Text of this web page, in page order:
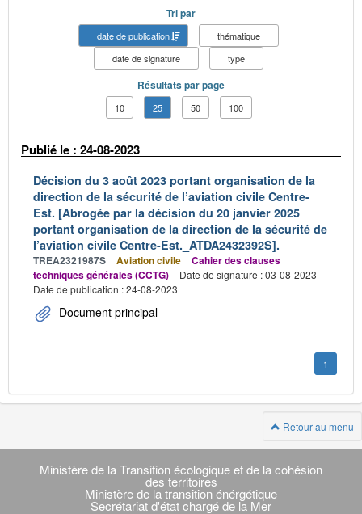
Tri par
date de publication
thématique
date de signature
type
Résultats par page
10 25 50 100
Publié le : 24-08-2023
Décision du 3 août 2023 portant organisation de la
direction de la sécurité de l’aviation civile Centre-
Est. [Abrogée par la décision du 20 janvier 2025
portant organisation de la direction de la sécurité de
l’aviation civile Centre-Est._ATDA2432392S].
TREA2321987S Aviation civile
Cahier des clauses
techniques générales (CCTG)
Date de signature : 03-08-2023
Date de publication : 24-08-2023
Document principal
1
Retour au menu
Navigation
transverse
Ministère de la Transition écologique et de la cohésion
des territoires
Ministère de la transition énérgétique
Secrétariat d'état chargé de la Mer